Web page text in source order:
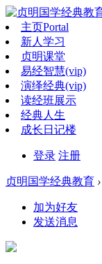
主页Portal
新人学习
贞明课堂
易经智慧(vip)
演绎经典(vip)
读经班展示
经典人生
成长日记楼
登录 注册
贞明国学经典教育 ›
加为好友
发送消息